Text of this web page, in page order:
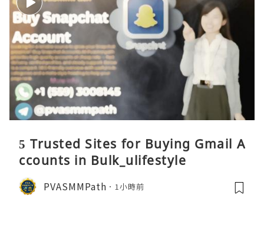
5 Trusted Sites for Buying Gmail A
ccounts in Bulk_ulifestyle
PVASMMPath 1小時前